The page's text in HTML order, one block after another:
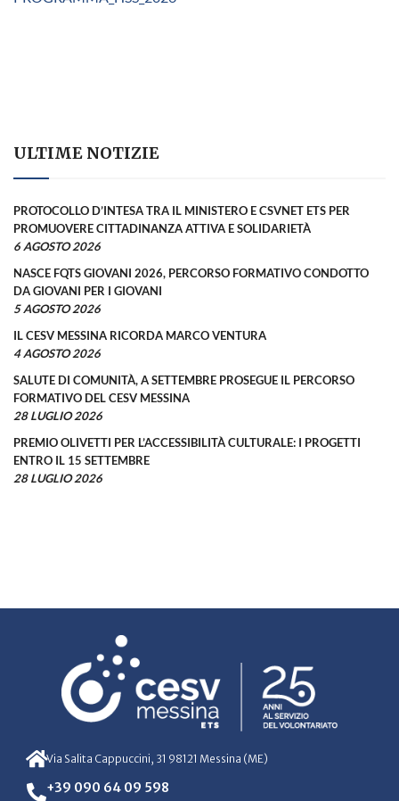
ULTIME NOTIZIE
PROTOCOLLO D’INTESA TRA IL MINISTERO E CSVNET ETS PER
PROMUOVERE CITTADINANZA ATTIVA E SOLIDARIETÀ
6 AGOSTO 2026
NASCE FQTS GIOVANI 2026, PERCORSO FORMATIVO CONDOTTO
DA GIOVANI PER I GIOVANI
5 AGOSTO 2026
IL CESV MESSINA RICORDA MARCO VENTURA
4 AGOSTO 2026
SALUTE DI COMUNITÀ, A SETTEMBRE PROSEGUE IL PERCORSO
FORMATIVO DEL CESV MESSINA
28 LUGLIO 2026
PREMIO OLIVETTI PER L’ACCESSIBILITÀ CULTURALE: I PROGETTI
ENTRO IL 15 SETTEMBRE
28 LUGLIO 2026
Via Salita Cappuccini, 31 98121 Messina (ME)
+39 090 64 09 598